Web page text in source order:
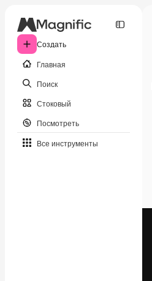
Создать
Главная
Поиск
Стоковый
Посмотреть
Все инструменты